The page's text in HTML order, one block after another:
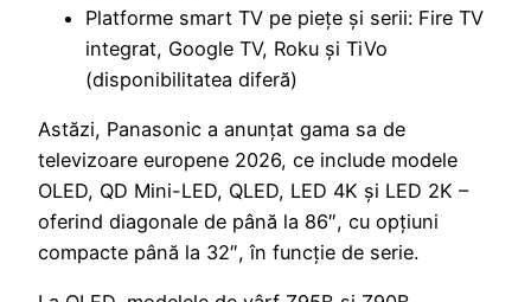
Platforme smart TV pe piețe și serii: Fire TV
integrat, Google TV, Roku și TiVo
(disponibilitatea diferă)
Astăzi, Panasonic a anunțat gama sa de
televizoare europene 2026, ce include modele
OLED, QD Mini-LED, QLED, LED 4K și LED 2K –
oferind diagonale de până la 86″, cu opțiuni
compacte până la 32″, în funcție de serie.